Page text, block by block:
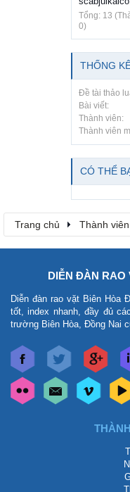
Tổng: 13
0)
THỐNG
Đề tài thảo
Bài viết:
Thành viên:
Thành viên
CÓ THỂ
Trang chủ Thành viên
DIỄN ĐÀN RAO
Diễn đàn rao vặt Biên Hòa
tốt, index nhanh, đầy đủ
trường Biên Hòa, Đồng Nai